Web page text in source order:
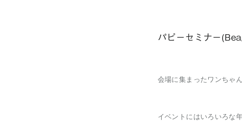
パピーセミナー
会場に集まったワンちゃ
イベントにはいろいろな